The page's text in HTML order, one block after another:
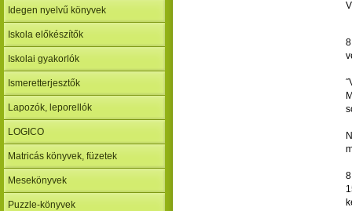
Idegen nyelvű könyvek
Iskola előkészítők
Iskolai gyakorlók
Ismeretterjesztők
Lapozók, leporellók
LOGICO
Matricás könyvek, füzetek
Mesekönyvek
Puzzle-könyvek